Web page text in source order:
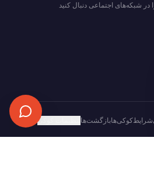
در شبکه‌های اجتماعی دنبال کنید
شرایطکوکی‌هابازگشت‌ها تنظیمات کوکی